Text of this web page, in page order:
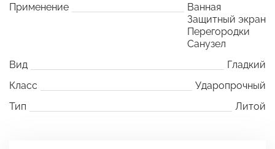
Применение
Ванная
Защитный экран
Перегородки
Санузел
Вид
Гладкий
Класс
Ударопрочный
Тип
Литой